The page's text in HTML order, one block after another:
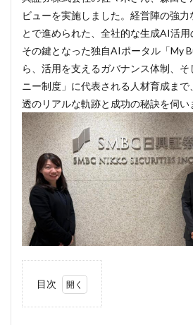
ビューを実施しました。経営陣の強
とで進められた、全社的な生成AI活用
その鍵となった独自AIポータル「My
ら、活用を支えるガバナンス体制、
ニー制度」に代表される人材育成ま
透のリアルな軌跡と成功の秘訣を伺い
目次